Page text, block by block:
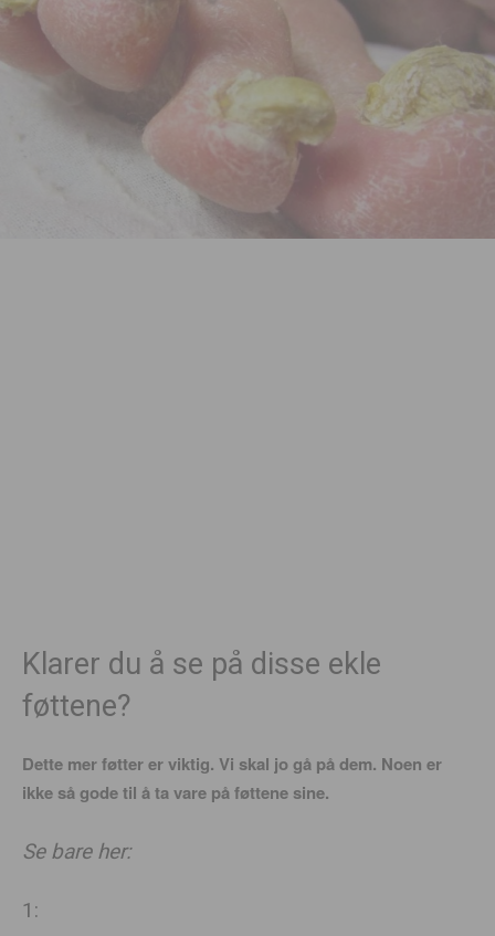
Klarer du å se på disse ekle
føttene?
Dette mer føtter er viktig. Vi skal jo gå på dem. Noen er
ikke så gode til å ta vare på føttene sine.
Se bare her:
1: